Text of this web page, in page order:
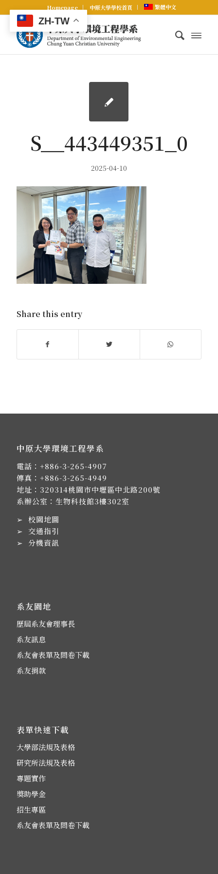
Homepage 中原大學學校首頁 繁體中文
S__443449351_0
2025-04-10
Share this entry
中原大學環境工程學系
電話： +886-3-265-4907
傳真：+886-3-265-4949
地址： 320314桃園市中壢區中北路200號
系辦公室：生物科技館3樓302室
➢ 校園地圖
➢ 交通指引
➢ 分機資訊
系友園地
歷屆系友會理事長
系友訊息
系友會表單及問卷下載
系友捐款
表單快速下載
大學部法規及表格
研究所法規及表格
專題實作
獎助學金
招生專區
系友會表單及問卷下載
ZH-TW